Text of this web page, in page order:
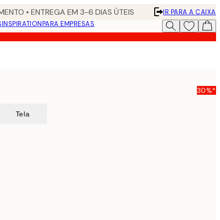
• ENTREGA EM 3-6 DIAS ÚTEIS
IR PARA A CAIXA
INSPIRATIONPARA EMPRESAS
30%*
Tela